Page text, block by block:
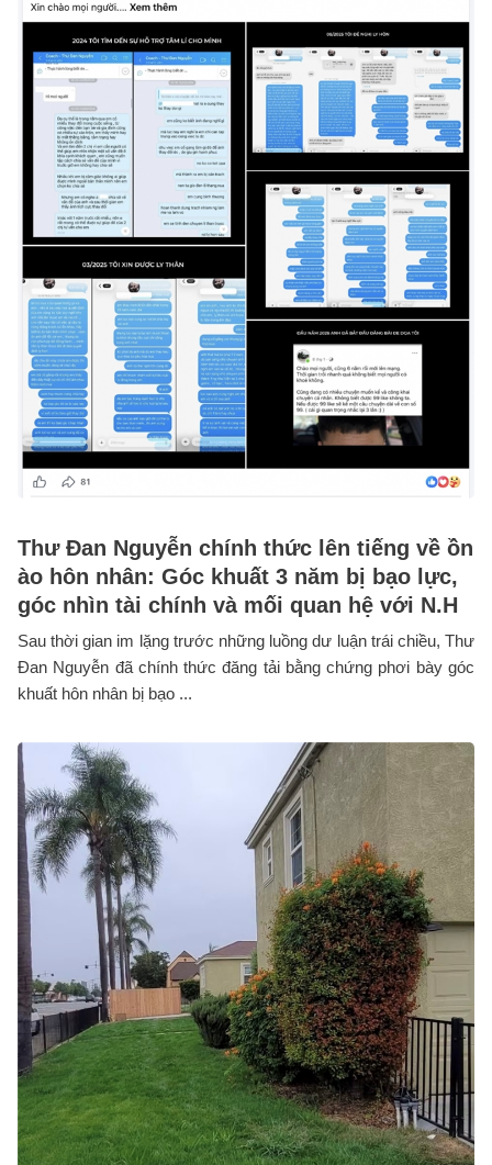
Thư Đan Nguyễn chính thức lên tiếng về ồn
ào hôn nhân: Góc khuất 3 năm bị bạo lực,
góc nhìn tài chính và mối quan hệ với N.H
Sau thời gian im lặng trước những luồng dư luận trái chiều, Thư
Đan Nguyễn đã chính thức đăng tải bằng chứng phơi bày góc
khuất hôn nhân bị bạo ...